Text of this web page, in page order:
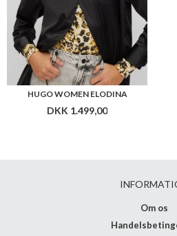
HUGO WOMEN ELODINA
DKK 1.499,00
Om os